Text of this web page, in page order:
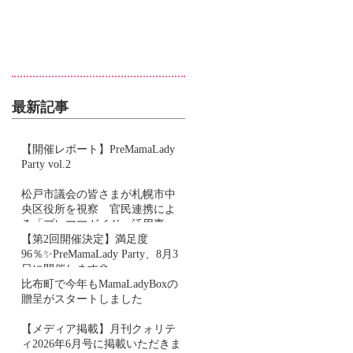
最新記事
【開催レポート】PreMamaLady
Party vol.2
松戸市議会の皆さまが札幌市中
央区役所を視察 官民連携によ
る「プレママガイド」活用事例
をご紹介しました
【第2回開催決定】満足度
96％✨PreMamaLady Party、8月3
日に開催します🌼
比布町で今年もMamaLadyBoxの
贈呈がスタートしました
【メディア掲載】月刊クォリテ
ィ2026年6月号に掲載いただきま